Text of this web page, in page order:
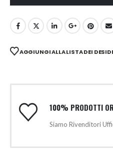
AGGIUNGI ALLA LISTA DEI
100% PRODOTTI
Siamo Rivenditori